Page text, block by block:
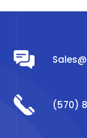
(570)